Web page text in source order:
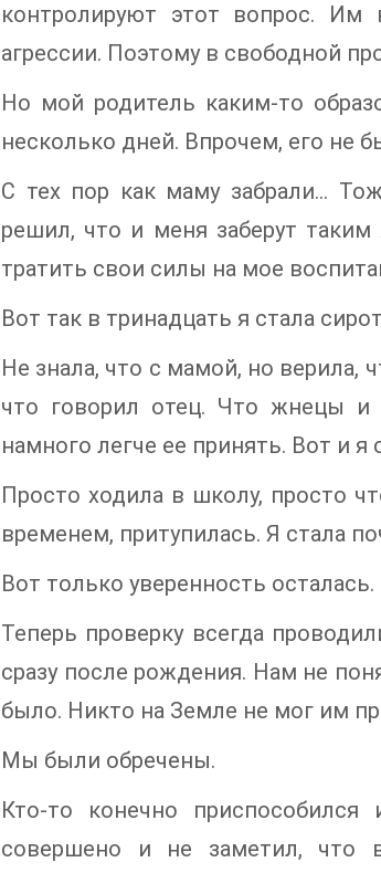
контролируют этот вопрос.
агрессии. Поэтому в свободной
Но мой родитель каким-то
несколько дней. Впрочем, его не
С тех пор как маму забрали…
решил, что и меня заберут
тратить свои силы на мое
Вот так в тринадцать я стала
Не знала, что с мамой, но верила,
что говорил отец. Что жнецы и
намного легче ее принять. Вот и
Просто ходила в школу, просто
временем, притупилась. Я стала
Вот только уверенность осталась.
Теперь проверку всегда
сразу после рождения. Нам не
было. Никто на Земле не мог им
Мы были обречены.
Кто-то конечно
совершено и не заметил, что